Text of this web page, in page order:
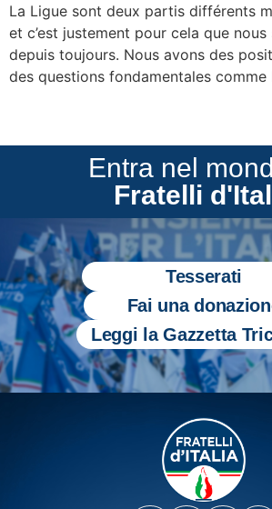
La Ligue sont deux partis différents
et c’est justement pour cela que nous
depuis toujours. Nous avons des
des questions fondamentales
Entra nel
Fratelli
Tesserati
Fai una
Leggi la Gazzetta